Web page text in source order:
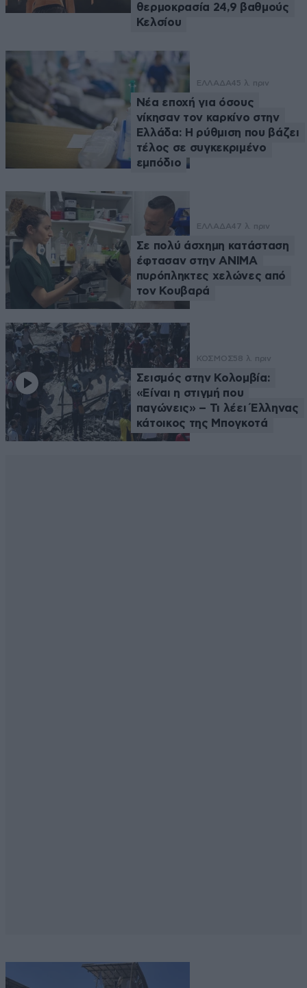
θερμοκρασία 24,9 βαθμούς
Κελσίου
ΕΛΛΑΔΑ45 λ. πριν
Νέα εποχή για όσους
νίκησαν τον καρκίνο στην
Ελλάδα: Η ρύθμιση που βάζει
τέλος σε συγκεκριμένο
εμπόδιο
ΕΛΛΑΔΑ47 λ. πριν
Σε πολύ άσχημη κατάσταση
έφτασαν στην ΑΝΙΜΑ
πυρόπληκτες χελώνες από
τον Κουβαρά
ΚΟΣΜΟΣ58 λ. πριν
Σεισμός στην Κολομβία:
«Είναι η στιγμή που
παγώνεις» – Τι λέει Έλληνας
κάτοικος της Μπογκοτά